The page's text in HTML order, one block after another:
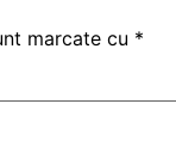
marcate cu *